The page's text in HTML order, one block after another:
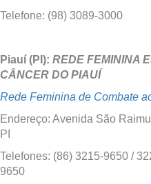
Telefone: (98) 3089-3000
Piauí (PI): REDE FEMININA
CÂNCER DO PIAUÍ
Rede Feminina de Combate
Endereço: Avenida São
PI
Telefones: (86) 3215-9650 /
9650